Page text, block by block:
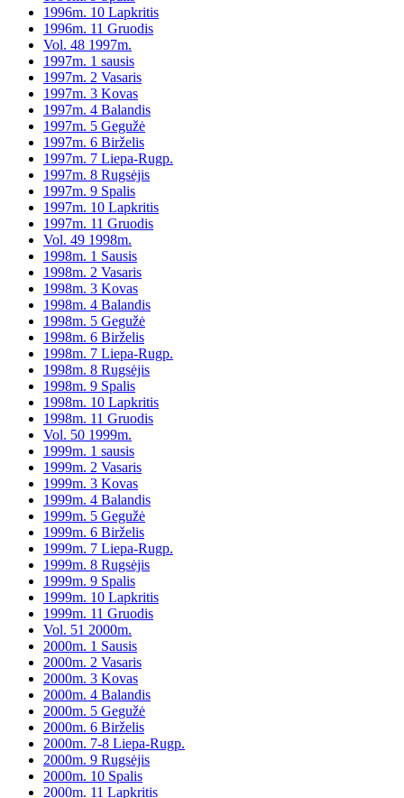
1996m. 10 Lapkritis
1996m. 11 Gruodis
Vol. 48 1997m.
1997m. 1 sausis
1997m. 2 Vasaris
1997m. 3 Kovas
1997m. 4 Balandis
1997m. 5 Gegužė
1997m. 6 Birželis
1997m. 7 Liepa-Rugp.
1997m. 8 Rugsėjis
1997m. 9 Spalis
1997m. 10 Lapkritis
1997m. 11 Gruodis
Vol. 49 1998m.
1998m. 1 Sausis
1998m. 2 Vasaris
1998m. 3 Kovas
1998m. 4 Balandis
1998m. 5 Gegužė
1998m. 6 Birželis
1998m. 7 Liepa-Rugp.
1998m. 8 Rugsėjis
1998m. 9 Spalis
1998m. 10 Lapkritis
1998m. 11 Gruodis
Vol. 50 1999m.
1999m. 1 sausis
1999m. 2 Vasaris
1999m. 3 Kovas
1999m. 4 Balandis
1999m. 5 Gegužė
1999m. 6 Birželis
1999m. 7 Liepa-Rugp.
1999m. 8 Rugsėjis
1999m. 9 Spalis
1999m. 10 Lapkritis
1999m. 11 Gruodis
Vol. 51 2000m.
2000m. 1 Sausis
2000m. 2 Vasaris
2000m. 3 Kovas
2000m. 4 Balandis
2000m. 5 Gegužė
2000m. 6 Birželis
2000m. 7-8 Liepa-Rugp.
2000m. 9 Rugsėjis
2000m. 10 Spalis
2000m. 11 Lapkritis